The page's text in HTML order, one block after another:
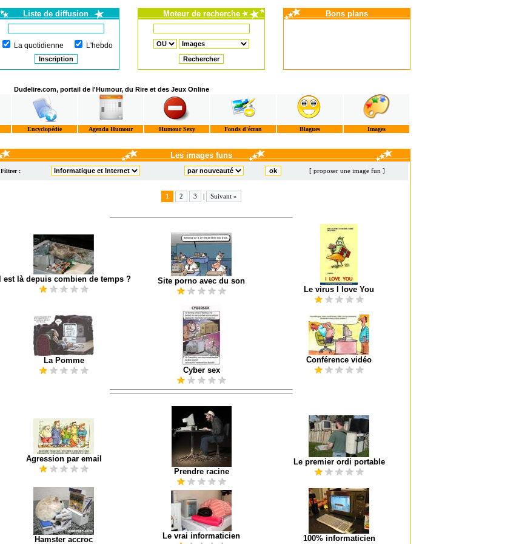
Liste de diffusion
La quotidienne L'hebdo
Moteur de recherche Bons plans
Dudelire.com, portail de l'Humour, du Rire et des Jeux Online
Encyclopédie Agenda Humour Humour Sexy Fonds d'écran Blagues Images
Les images funs
Filtrer : [ proposer une image fun ]
1 2 3 | Suivant »
Il est là depuis combien de temps ?
Site porno avec du son
Le virus I love You
La Pomme
Cyber sex
Conférence vidéo
Agression par email
Prendre racine
Le premier ordi portable
Hamster accroc Le vrai informaticien 100% informaticien